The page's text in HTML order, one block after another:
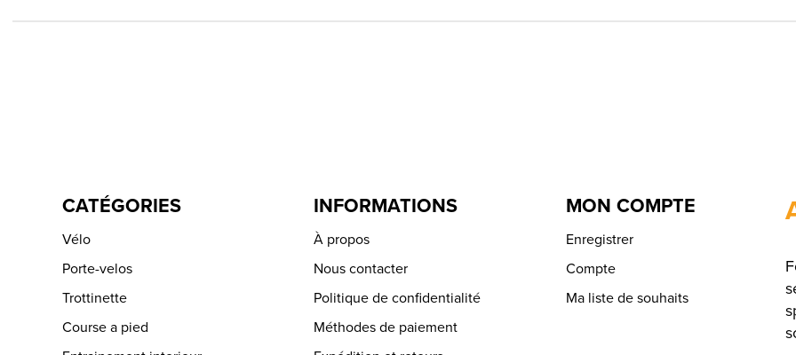
CATÉGORIES
Vélo
Porte-velos
Trottinette
Course a pied
INFORMATIONS
À propos
Nous contacter
Politique de confidentialité
Méthodes de paiement
MON COMPTE
Enregistrer
Compte
Ma liste de souhaits